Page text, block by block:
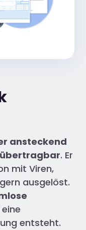
ansteckend
übertragbar. Er
mit Viren,
ausgelöst.
entsteht.